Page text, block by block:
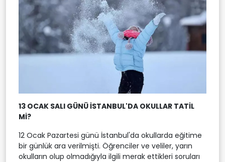
13 OCAK SALI GÜNÜ İSTANBUL'DA OKULLAR TATİL
Mİ?
12 Ocak Pazartesi günü İstanbul'da okullarda eğitime
bir günlük ara verilmişti. Öğrenciler ve veliler, yarın
okulların olup olmadığıyla ilgili merak ettikleri soruları